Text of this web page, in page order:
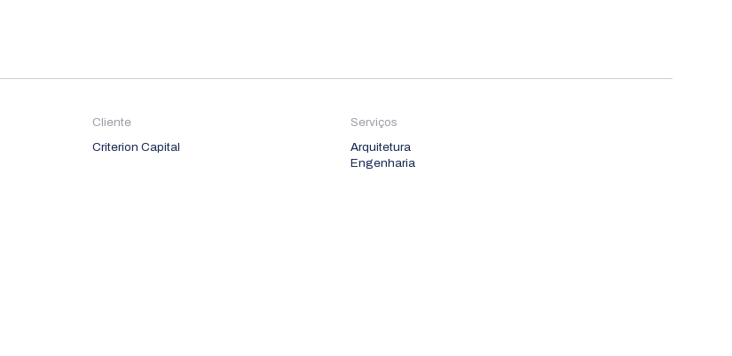
Cliente
Criterion Capital
Serviços
Arquitetura
Engenharia